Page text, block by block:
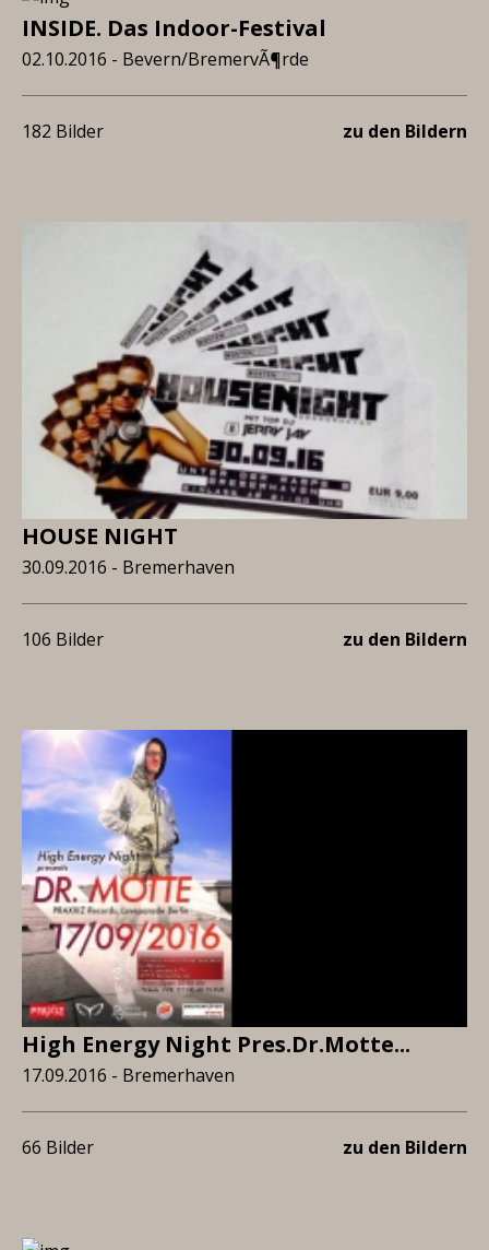
INSIDE. Das Indoor-Festival
02.10.2016 - Bevern/BremervÃ¶rde
182 Bilder zu den Bildern
HOUSE NIGHT
30.09.2016 - Bremerhaven
106 Bilder zu den Bildern
High Energy Night Pres.Dr.Motte...
17.09.2016 - Bremerhaven
66 Bilder zu den Bildern